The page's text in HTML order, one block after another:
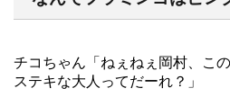
チコちゃん「ねぇねぇ岡村、こ
ステキな大人ってだーれ？」